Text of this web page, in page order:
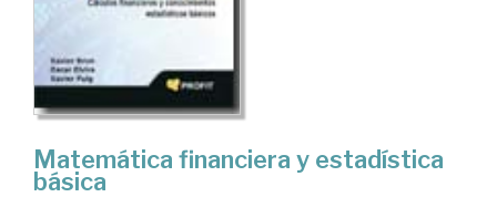
Matemática financiera y estadística
básica